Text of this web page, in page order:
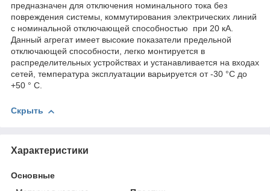
предназначен для отключения номинального тока без
повреждения системы, коммутирования электрических линий
с номинальной отключающей способностью при 20 кА.
Данный агрегат имеет высокие показатели предельной
отключающей способности, легко монтируется в
распределительных устройствах и устанавливается на входах
сетей, температура эксплуатации варьируется от -30 °C до
+50 ° C.
Скрыть
Характеристики
Основные